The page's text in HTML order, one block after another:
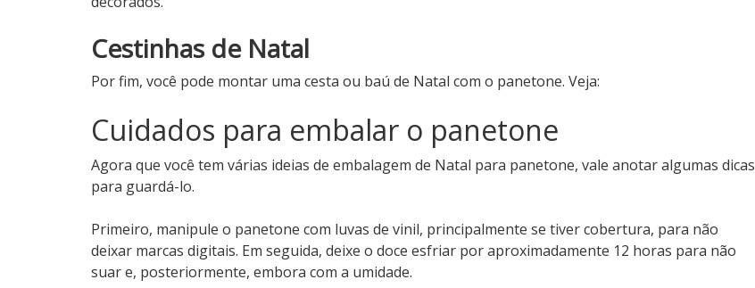
Cestinhas de Natal
Por fim, você pode montar uma cesta ou baú de Natal com o panetone. Veja:
Cuidados para embalar o panetone
Agora que você tem várias ideias de embalagem de Natal para panetone, vale anotar algumas dicas
para guardá-lo.
Primeiro, manipule o panetone com luvas de vinil, principalmente se tiver cobertura, para não
deixar marcas digitais. Em seguida, deixe o doce esfriar por aproximadamente 12 horas para não
suar e, posteriormente, embora com a umidade.